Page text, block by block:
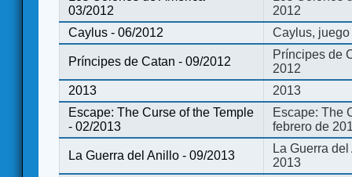
03/2012
2012
Caylus - 06/2012
Caylus,
Príncipes de Catan - 09/2012
Príncipes de
2012
2013
2013
Escape: The Curse of the Temple
- 02/2013
Escape: The
febrero de
La Guerra del Anillo - 09/2013
La Guerra
2013